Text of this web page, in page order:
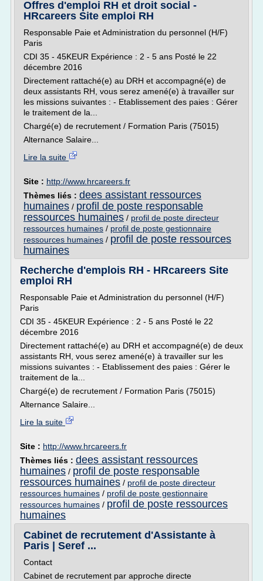
Offres d'emploi RH et droit social -
HRcareers Site emploi RH
Responsable Paie et Administration du personnel (H/F)
Paris
CDI 35 - 45KEUR Expérience : 2 - 5 ans Posté le 22
décembre 2016
Directement rattaché(e) au DRH et accompagné(e) de
deux assistants RH, vous serez amené(e) à travailler sur
les missions suivantes : - Etablissement des paies : Gérer
le traitement de la...
Chargé(e) de recrutement / Formation Paris (75015)
Alternance Salaire...
Lire la suite
Site : http://www.hrcareers.fr
Thèmes liés : dees assistant ressources
humaines / profil de poste responsable
ressources humaines / profil de poste directeur
ressources humaines / profil de poste gestionnaire
ressources humaines / profil de poste ressources
humaines
Recherche d'emplois RH - HRcareers Site
emploi RH
Responsable Paie et Administration du personnel (H/F)
Paris
CDI 35 - 45KEUR Expérience : 2 - 5 ans Posté le 22
décembre 2016
Directement rattaché(e) au DRH et accompagné(e) de deux
assistants RH, vous serez amené(e) à travailler sur les
missions suivantes : - Etablissement des paies : Gérer le
traitement de la...
Chargé(e) de recrutement / Formation Paris (75015)
Alternance Salaire...
Lire la suite
Site : http://www.hrcareers.fr
Thèmes liés : dees assistant ressources
humaines / profil de poste responsable
ressources humaines / profil de poste directeur
ressources humaines / profil de poste gestionnaire
ressources humaines / profil de poste ressources
humaines
Cabinet de recrutement d'Assistante à
Paris | Seref ...
Contact
Cabinet de recrutement par approche directe